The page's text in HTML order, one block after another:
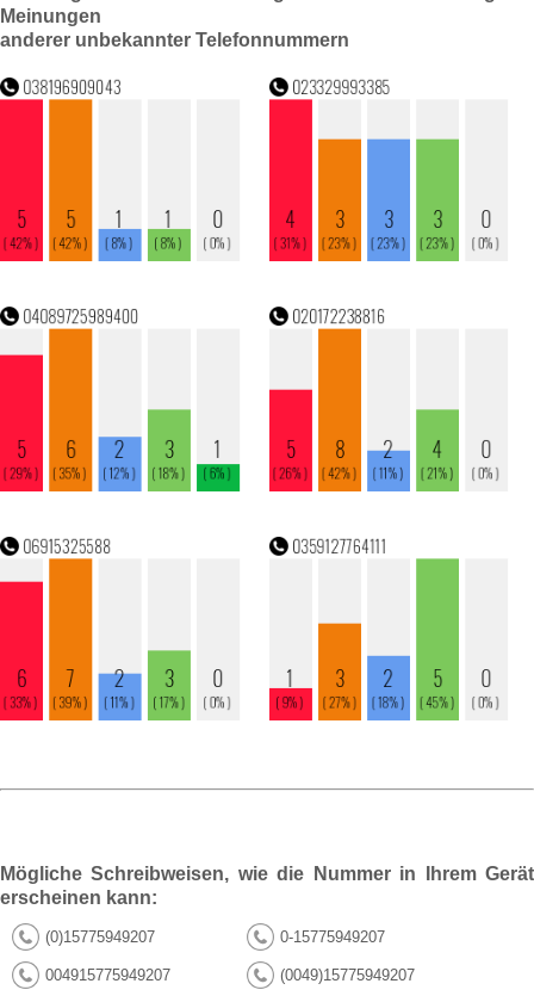
Meinungen
anderer unbekannter Telefonnummern
Mögliche Schreibweisen, wie die Nummer in Ihrem Gerät
erscheinen kann:
(0)15775949207 0-15775949207
004915775949207 (0049)15775949207